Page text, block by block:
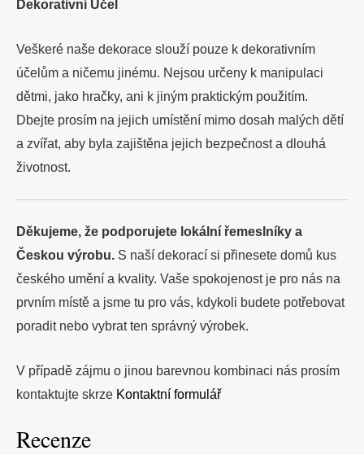
Dekorativní Účel
Veškeré naše dekorace slouží pouze k dekorativním
účelům a ničemu jinému. Nejsou určeny k manipulaci
dětmi, jako hračky, ani k jiným praktickým použitím.
Dbejte prosím na jejich umístění mimo dosah malých dětí
a zvířat, aby byla zajištěna jejich bezpečnost a dlouhá
životnost.
Děkujeme, že podporujete lokální řemeslníky a
Českou výrobu. S naší dekorací si přinesete domů kus
českého umění a kvality. Vaše spokojenost je pro nás na
prvním místě a jsme tu pro vás, kdykoli budete potřebovat
poradit nebo vybrat ten správný výrobek.
V případě zájmu o jinou barevnou kombinaci nás prosím
kontaktujte skrze Kontaktní formulář
Recenze